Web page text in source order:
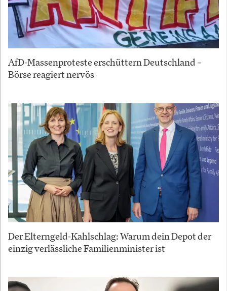
AfD-Massenproteste erschüttern Deutschland –
Börse reagiert nervös
Der Elterngeld-Kahlschlag: Warum dein Depot der
einzig verlässliche Familienminister ist